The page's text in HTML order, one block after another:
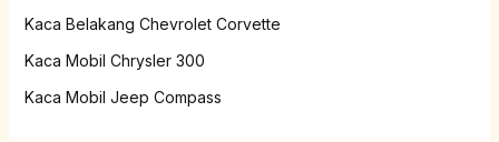
Kaca Belakang Chevrolet Corvette
Kaca Mobil Chrysler 300
Kaca Mobil Jeep Compass